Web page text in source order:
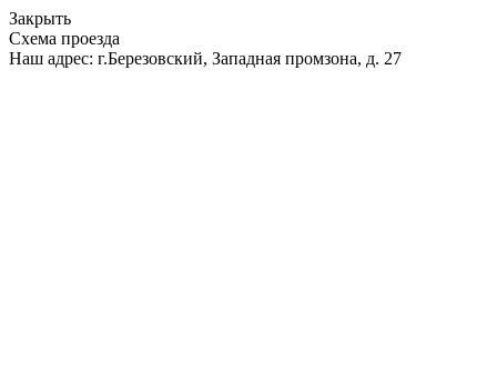
Закрыть
Схема проезда
Наш адрес: г.Березовский, Западная промзона, д. 27